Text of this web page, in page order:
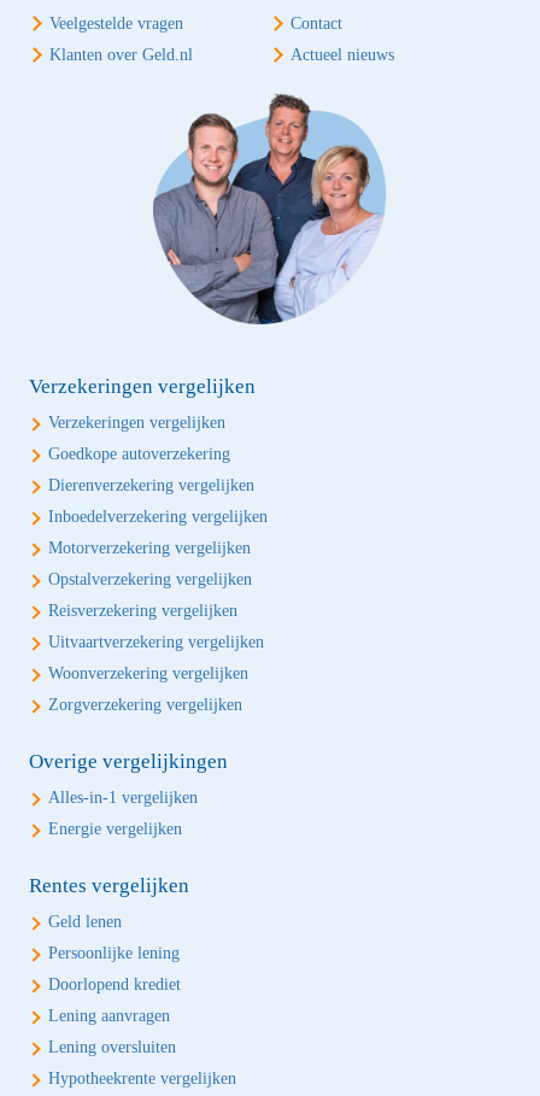
Veelgestelde vragen
Contact
Klanten over Geld.nl
Actueel nieuws
Verzekeringen vergelijken
Verzekeringen vergelijken
Goedkope autoverzekering
Dierenverzekering vergelijken
Inboedelverzekering vergelijken
Motorverzekering vergelijken
Opstalverzekering vergelijken
Reisverzekering vergelijken
Uitvaartverzekering vergelijken
Woonverzekering vergelijken
Zorgverzekering vergelijken
Overige vergelijkingen
Alles-in-1 vergelijken
Energie vergelijken
Rentes vergelijken
Geld lenen
Persoonlijke lening
Doorlopend krediet
Lening aanvragen
Lening oversluiten
Hypotheekrente vergelijken